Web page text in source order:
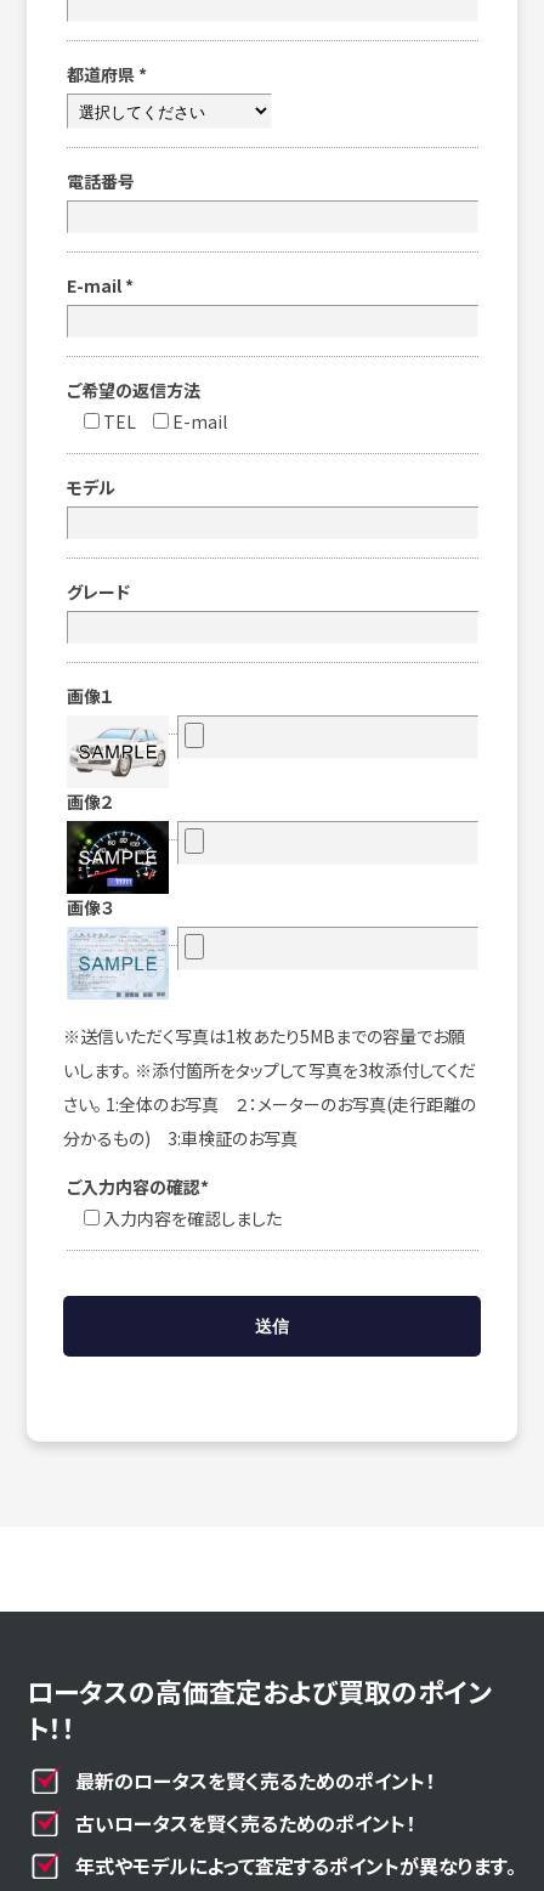
都道府県 *
電話番号
E-mail *
ご希望の返信方法
TEL
E-mail
モデル
グレード
画像１
画像２
画像３
※送信いただく写真は1枚あたり5MBまでの容量でお願
いします。 ※添付箇所をタップして写真を3枚添付してくだ
さい。 1:全体のお写真 ２：メーターのお写真(走行距離の
分かるもの) 3:車検証のお写真
ご入力内容の確認*
入力内容を確認しました
ロータスの高価査定および買取のポイン
ト！！
最新のロータスを賢く売るためのポイント！
古いロータスを賢く売るためのポイント！
年式やモデルによって査定するポイントが異なります。